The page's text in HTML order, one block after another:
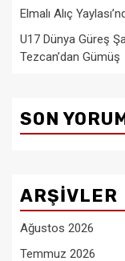
Elmalı Alıç
U17 Dünya Güreş
Tezcan’dan Gümüş
SON
ARŞIVLER
Ağustos 2026
Temmuz 2026